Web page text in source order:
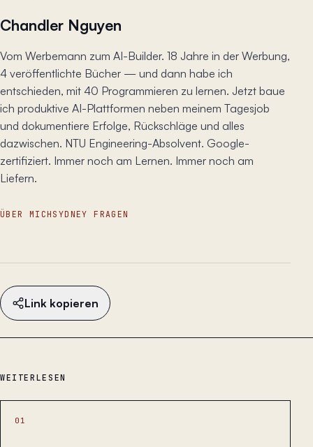
Chandler Nguyen
Vom Werbemann zum AI-Builder. 18 Jahre in der Werbung,
4 veröffentlichte Bücher — und dann habe ich
entschieden, mit 40 Programmieren zu lernen. Jetzt baue
ich produktive AI-Plattformen neben meinem Tagesjob
und dokumentiere Erfolge, Rückschläge und alles
dazwischen. NTU Engineering-Absolvent. Google-
zertifiziert. Immer noch am Lernen. Immer noch am
Liefern.
ÜBER MICH SYDNEY FRAGEN
Link kopieren
WEITERLESEN
01